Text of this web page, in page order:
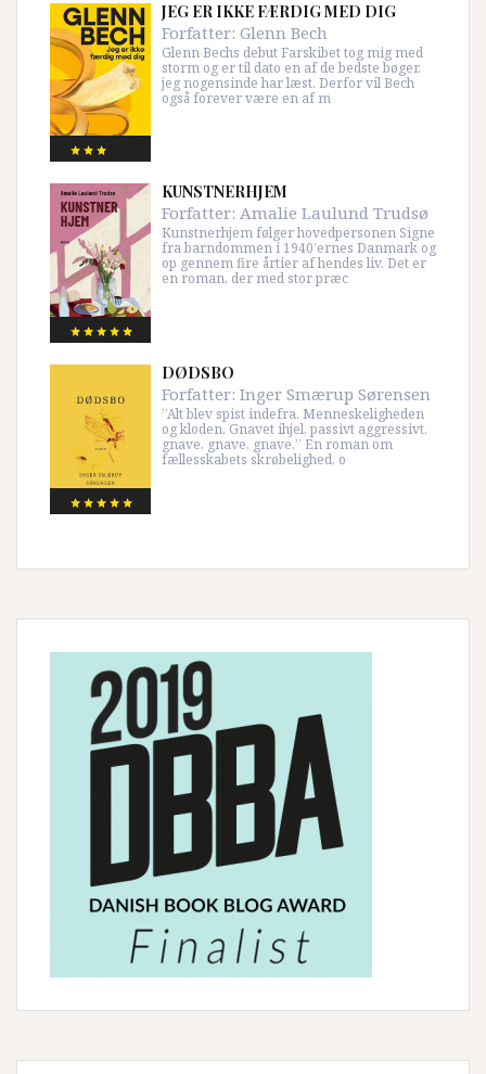
JEG ER IKKE FÆRDIG MED DIG
Forfatter: Glenn Bech
Glenn Bechs debut Farskibet tog mig med
storm og er til dato en af de bedste bøger,
jeg nogensinde har læst. Derfor vil Bech
også forever være en af m
KUNSTNERHJEM
Forfatter: Amalie Laulund Trudsø
Kunstnerhjem følger hovedpersonen Signe
fra barndommen i 1940’ernes Danmark og
op gennem fire årtier af hendes liv. Det er
en roman, der med stor præc
DØDSBO
Forfatter: Inger Smærup Sørensen
”Alt blev spist indefra. Menneskeligheden
og kloden. Gnavet ihjel, passivt aggressivt,
gnave, gnave, gnave.” En roman om
fællesskabets skrøbelighed, o